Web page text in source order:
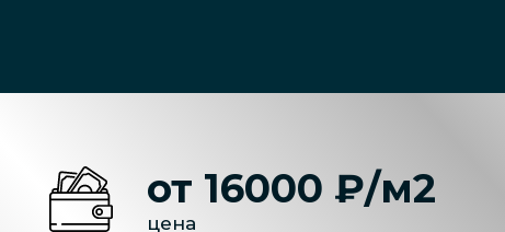
от 16000 ₽/м2
цена